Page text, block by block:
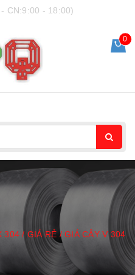
CN:9:00 - 18:00)
0
304 / GIÁ RẺ / GIÁ CÂY V 304